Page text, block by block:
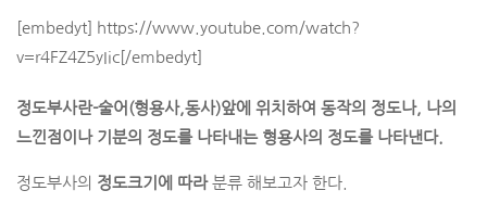
[embedyt] https://www.youtube.com/watch?
v=r4FZ4Z5yIic[/embedyt]
정도부사란-술어(형용사,동사)앞에 위치하여 동작의 정도나, 나의
느낀점이나 기분의 정도를 나타내는 형용사의 정도를 나타낸다.
정도부사의 정도크기에 따라분류 해보고자 한다.